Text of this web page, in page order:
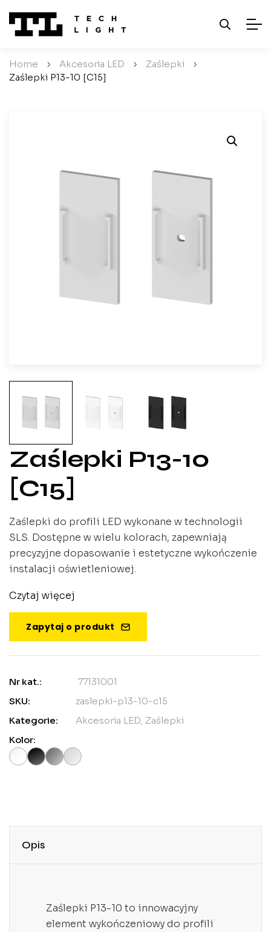
Home / Akcesoria LED / Zaślepki
/
Zaślepki P13-10 [C15]
Zaślepki P13-10
[C15]
Zaślepki do profili LED wykonane w technologii
SLS. Dostępne w wielu kolorach, zapewniają
precyzyjne dopasowanie i estetyczne wykończenie
instalacji oświetleniowej.
Czytaj więcej
Zapytaj o produkt
Nr kat.:
77131001
SKU:
zaslepki-p13-10-c15
Kategorie:
Akcesoria LED, Zaślepki
Kolor:
Opis
Zaślepki P13-10 to innowacyjny
element wykończeniowy do profili